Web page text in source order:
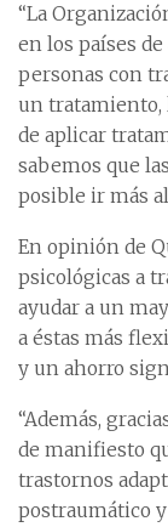
“La
en los países
personas con
un tratamiento,
de aplicar
sabemos que
posible ir más
En opinión de
psicológicas a
ayudar a un
a éstas más
y un ahorro
“Además,
de manifiesto
trastornos
postraumático